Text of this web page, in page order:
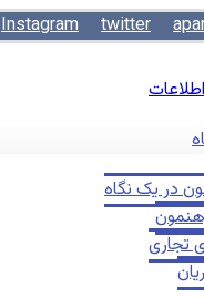
Instagram twitter
در یک نگاه
تجاری